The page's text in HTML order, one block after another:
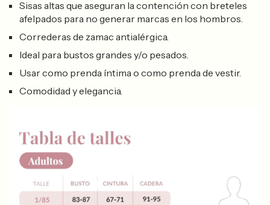
Sisas altas que aseguran la contención con breteles
afelpados para no generar marcas en los hombros.
Correderas de zamac antialérgica.
Ideal para bustos grandes y/o pesados.
Usar como prenda íntima o como prenda de vestir.
Comodidad y elegancia.